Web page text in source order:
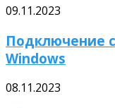
09.11.2023
Подключение
Windows
08.11.2023